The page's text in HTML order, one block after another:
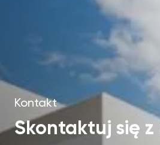
Kontakt
Skontaktuj się z